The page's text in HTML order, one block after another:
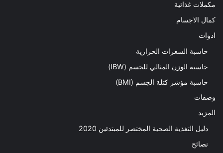
مكملات غذائية
كمال الاجسام
ادوات
حاسبة السعرات الحرارية
حاسبة الوزن المثالي للجسم (IBW)
حاسبة مؤشر كتلة الجسم (BMI)
وصفات
المزيد
دليل التغذية الصحية المختصر للمبتدئين 2020​
نصائح